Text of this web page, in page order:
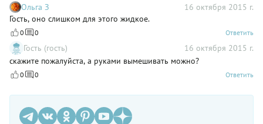
Ольга З
16 октября 2015 г.
Гость, оно слишком для этого жидкое.
0 0 Ответить
Гость (гость)
16 октября 2015 г.
скажите пожалуйста, а руками вымешивать можно?
0 0 Ответить